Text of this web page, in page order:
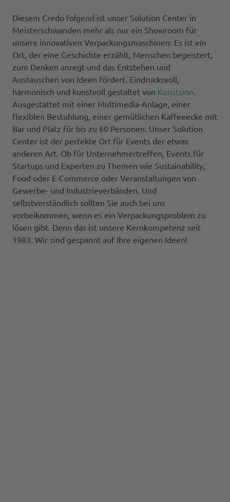
Diesem Credo folgend ist unser Solution Center in
Meisterschwanden mehr als nur ein Showroom für
unsere innovativen Verpackungsmaschinen: Es ist ein
Ort, der eine Geschichte erzählt, Menschen begeistert,
zum Denken anregt und das Entstehen und
Austauschen von Ideen fördert. Eindrucksvoll,
harmonisch und kunstvoll gestaltet von Kunstsinn
Ausgestattet mit einer Multimedia-Anlage, einer
flexiblen Bestuhlung, einer gemütlichen Kaffeeecke mit
Bar und Platz für bis zu 60 Personen. Unser Solution
Center ist der perfekte Ort für Events der etwas
anderen Art. Ob für Unternehmertreffen, Events für
Startups und Experten zu Themen wie Sustainability,
Food oder E-Commerce oder Veranstaltungen von
Gewerbe- und Industrieverbänden. Und
selbstverständlich sollten Sie auch bei uns
vorbeikommen, wenn es ein Verpackungsproblem zu
lösen gibt. Denn das ist unsere Kernkompetenz seit
1983. Wir sind gespannt auf Ihre eigenen Ideen!